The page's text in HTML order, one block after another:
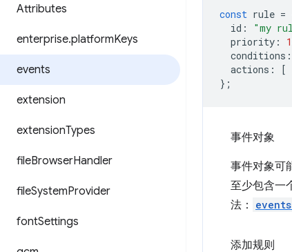
Attributes
enterprise.platformKeys
events
extension
extensionTypes
fileBrowserHandler
fileSystemProvider
fontSettings
const rule =
id : "my
priority :
conditions :
actions : [
};
事件对象
事件对象可
至少包含一
法：
添加规则